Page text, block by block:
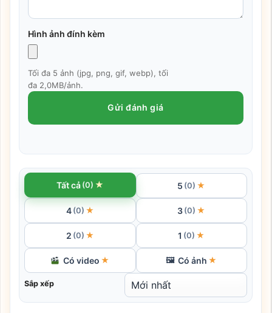
Hình ảnh đính kèm
Tối đa 5 ảnh (jpg, png, gif, webp), tối
đa 2,0MB/ảnh.
Gửi đánh giá
Tất cả (0) ★ 5 (0) ★
4 (0) ★ 3 (0) ★
2 (0) ★ 1 (0) ★
Có video ★ 🖼 Có ảnh ★
Sắp xếp